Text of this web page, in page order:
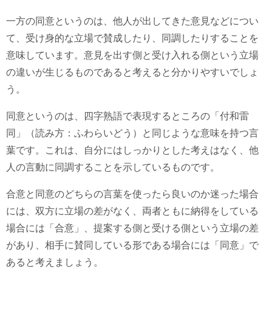
一方の同意というのは、他人が出してきた意見などについ
て、受け身的な立場で賛成したり、同調したりすることを
意味しています。意見を出す側と受け入れる側という立場
の違いが生じるものであると考えると分かりやすいでしょ
う。
同意というのは、四字熟語で表現するところの「付和雷
同」（読み方：ふわらいどう）と同じような意味を持つ言
葉です。これは、自分にはしっかりとした考えはなく、他
人の言動に同調することを示しているものです。
合意と同意のどちらの言葉を使ったら良いのか迷った場合
には、双方に立場の差がなく、両者ともに納得をしている
場合には「合意」、提案する側と受ける側という立場の差
があり、相手に賛同している形である場合には「同意」で
あると考えましょう。